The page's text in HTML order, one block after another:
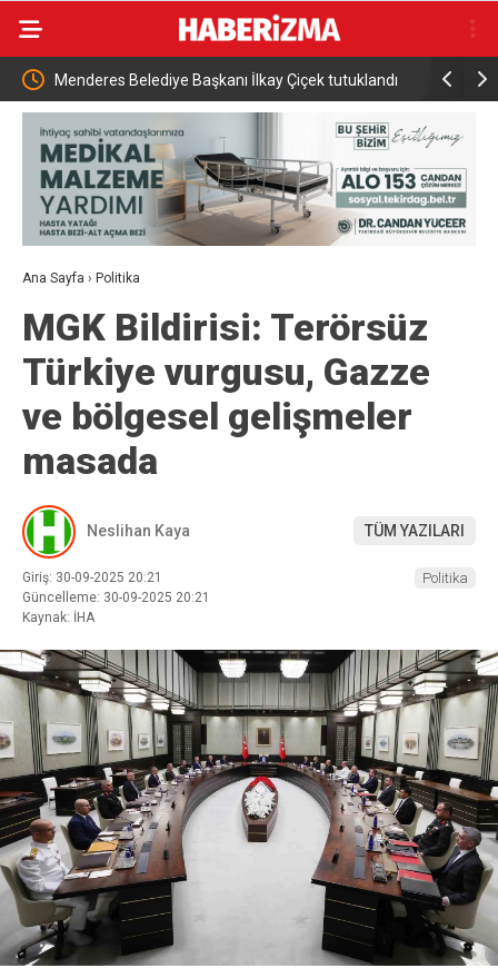
Ortak Menderes Belediye Başkanı İlkay Çiçek tutuklandı
Ana Sayfa › Politika
MGK Bildirisi: Terörsüz
Türkiye vurgusu, Gazze
ve bölgesel gelişmeler
masada
Neslihan Kaya TÜM YAZILARI
Giriş: 30-09-2025 20:21
Güncelleme: 30-09-2025 20:21
Kaynak: İHA
Politika